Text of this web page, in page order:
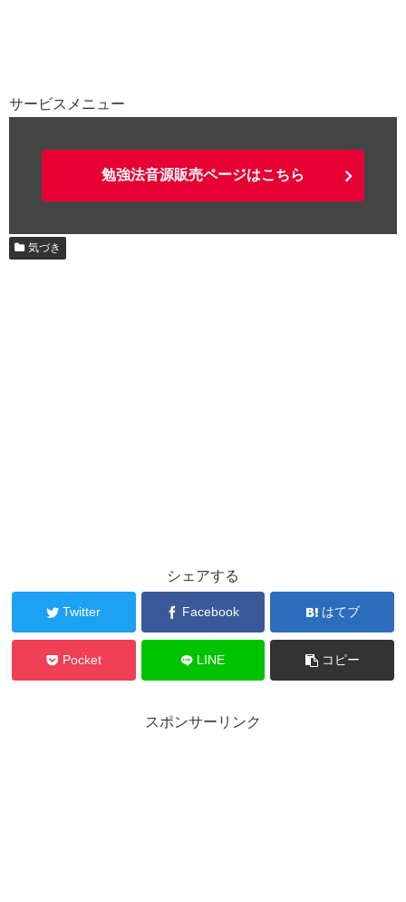
サービスメニュー
勉強法音源販売ページはこちら
気づき
シェアする
Twitter Facebook はてブ
Pocket LINE コピー
スポンサーリンク